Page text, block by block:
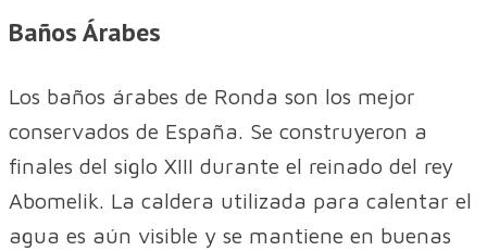
Baños Árabes
Los baños árabes de Ronda son los mejor
conservados de España. Se construyeron a
finales del siglo XIII durante el reinado del rey
Abomelik. La caldera utilizada para calentar el
agua es aún visible y se mantiene en buenas